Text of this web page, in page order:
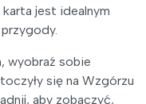
jest idealnym
wyobraź sobie
się na Wzgórzu
aby zobaczyć,